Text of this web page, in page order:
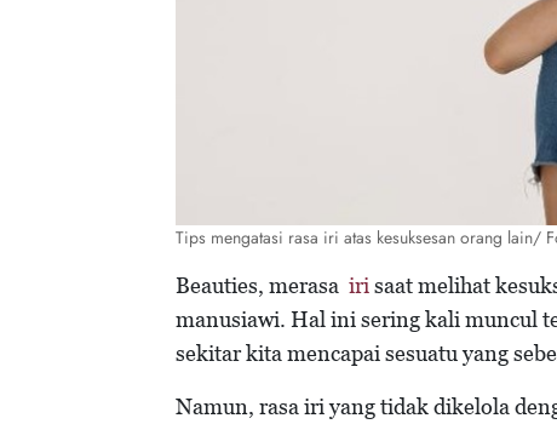
Tips mengatasi rasa iri atas kesuksesan orang lain/
Beauties, merasa irisaat melihat
manusiawi. Hal ini sering kali muncul
sekitar kita mencapai sesuatu yang
Namun, rasa iri yang tidak dikelola